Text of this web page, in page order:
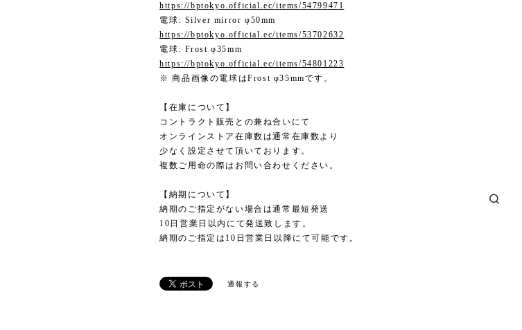
https://bptokyo.official.ec/items/54799471
電球: Silver mirror φ50mm
https://bptokyo.official.ec/items/53702632
電球: Frost φ35mm
https://bptokyo.official.ec/items/54801223
※ 商品画像の電球はFrost φ35mmです。
【在庫について】
コントラクト販売との兼ね合いにて
オンラインストア在庫数は通常在庫数より
少なく設定させて頂いております。
複数ご用命の際はお問い合わせください。
【納期について】
納期のご指定がない場合は通常最短発送
10日営業日以内にて発送致します。
納期のご指定は10日営業日以降にて可能です。
通報する